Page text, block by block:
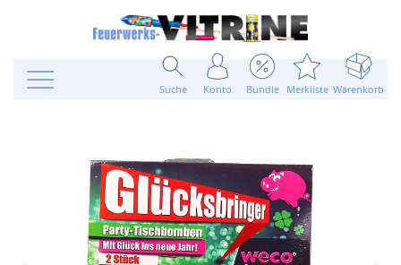
Suche Konto Bundle Merkliste Warenkorb